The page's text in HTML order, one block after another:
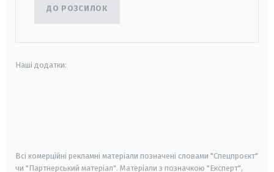
ДО РОЗСИЛОК
Наші додатки:
Всі комерційні рекламні матеріали позначені словами "Спецпроєкт"
чи "Партнерський матеріал". Матеріали з позначкою "Експерт",